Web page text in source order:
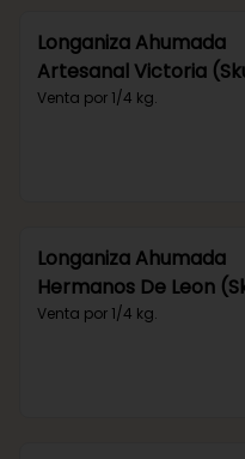
Longaniza Ahumada
Artesanal Victoria
Venta por 1/4 kg.
Longaniza Ahumada
Hermanos De Leon
296)
Venta por 1/4 kg.